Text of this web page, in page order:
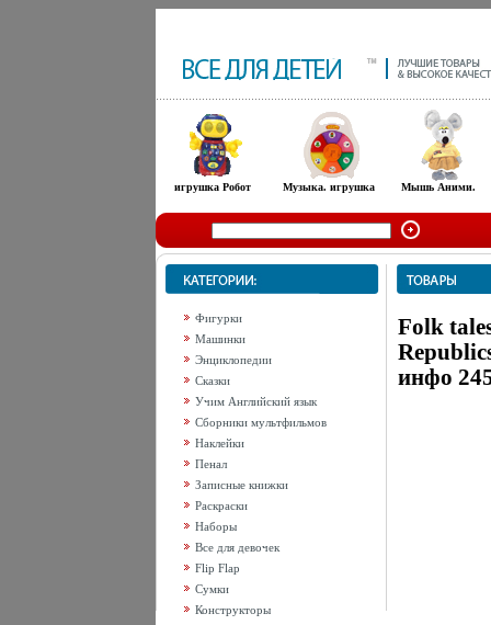
игрушка Робот Музыка. игрушка Мышь Аними.
Фигурки
Машинки
Энциклопедии
Сказки
Учим Английский язык
Сборники мультфильмов
Наклейки
Пенал
Записные книжки
Раскраски
Наборы
Все для девочек
Flip Flap
Сумки
Конструкторы
Folk
инфо